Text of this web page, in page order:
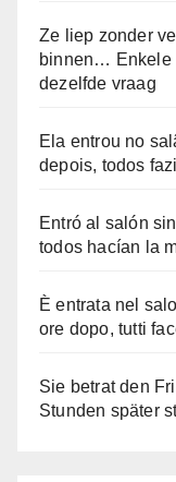
Ze liep zonder
binnen… Enkele
dezelfde vraag
Ela entrou no
depois, todos
Entró al salón
todos hacían la
È entrata nel
ore dopo, tutti
Sie betrat den
Stunden später